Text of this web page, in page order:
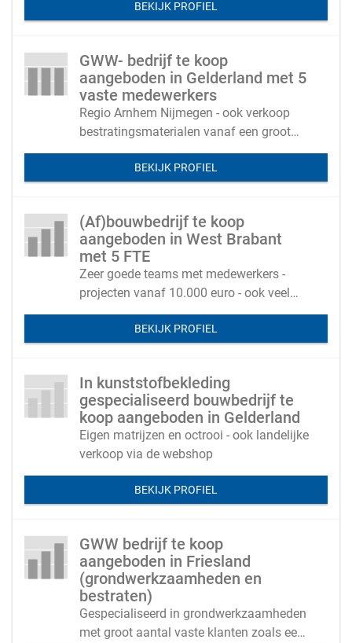
BEKIJK PROFIEL
GWW- bedrijf te koop
aangeboden in Gelderland met 5
vaste medewerkers
Regio Arnhem Nijmegen - ook verkoop
bestratingsmaterialen vanaf een groot
eigen terrein
BEKIJK PROFIEL
(Af)bouwbedrijf te koop
aangeboden in West Brabant
met 5 FTE
Zeer goede teams met medewerkers -
projecten vanaf 10.000 euro - ook veel
klanten via een grote verwijzende sanitair
BEKIJK PROFIEL
In kunststofbekleding
gespecialiseerd bouwbedrijf te
koop aangeboden in Gelderland
Eigen matrijzen en octrooi - ook landelijke
verkoop via de webshop
BEKIJK PROFIEL
GWW bedrijf te koop
aangeboden in Friesland
(grondwerkzaamheden en
bestraten)
Gespecialiseerd in grondwerkzaamheden
met groot aantal vaste klanten zoals een